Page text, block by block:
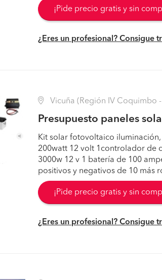
¡Pide precio gratis y sin
¿Eres un profesional? Consigue
Vicuña (Región IV Coquimbo
Presupuesto paneles
Kit solar fotovoltaico
200watt 12 volt 1controlador de
3000w 12 v 1 batería de 100
positivos y negativos de 10 más
¡Pide precio gratis y sin
¿Eres un profesional? Consigue